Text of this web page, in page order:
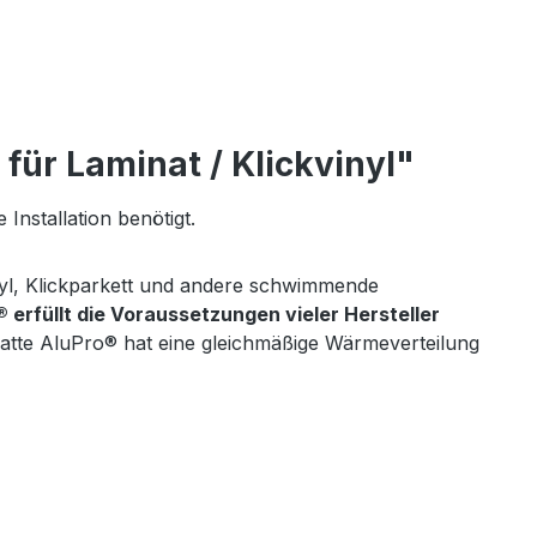
für Laminat / Klickvinyl"
Installation benötigt.
Klickparkett und andere schwimmende
erfüllt die Voraussetzungen vieler Hersteller
AluPro® hat eine gleichmäßige Wärmeverteilung